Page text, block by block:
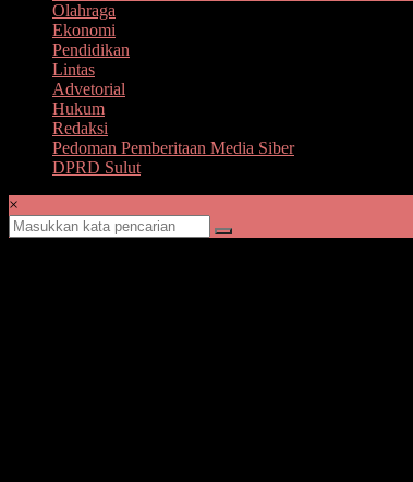
Olahraga
Ekonomi
Pendidikan
Lintas
Advetorial
Hukum
Redaksi
Pedoman Pemberitaan Media Siber
DPRD Sulut
×